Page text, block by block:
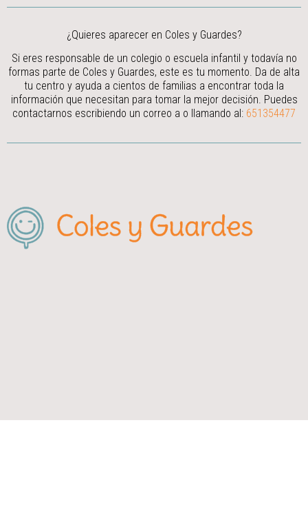
¿Quieres aparecer en Coles y Guardes?
Si eres responsable de un colegio o escuela infantil y todavía no
formas parte de Coles y Guardes, este es tu momento. Da de alta
tu centro y ayuda a cientos de familias a encontrar toda la
información que necesitan para tomar la mejor decisión. Puedes
contactarnos escribiendo un correo a o llamando al: 651354477